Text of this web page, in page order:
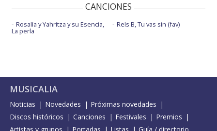
CANCIONES
Rosalía y Yahritza y su Esencia,
La perla
Rels B, Tu vas sin (fav)
MUSICALIA
Noticias Novedades
Próximas novedades
Discos históricos
Canciones Festivales
Premios